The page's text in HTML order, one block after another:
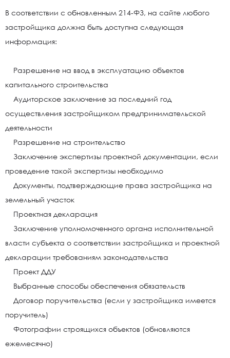
В соответствии с обновленным 214-ФЗ, на сайте любого
застройщика должна быть доступна следующая
информация:
Разрешение на ввод в эксплуатацию объектов
капитального строительства
Аудиторское заключение за последний год
осуществления застройщиком предпринимательской
деятельности
Разрешение на строительство
Заключение экспертизы проектной документации, если
проведение такой экспертизы необходимо
Документы, подтверждающие права застройщика на
земельный участок
Проектная декларация
Заключение уполномоченного органа исполнительной
власти субъекта о соответствии застройщика и проектной
декларации требованиям законодательства
Проект ДДУ
Выбранные способы обеспечения обязательств
Договор поручительства (если у застройщика имеется
поручитель)
Фотографии строящихся объектов (обновляются
ежемесячно)